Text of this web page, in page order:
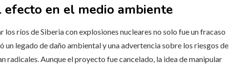
efecto en el medio ambiente
ríos de Siberia con explosiones nucleares no solo fue un fracaso
un legado de daño ambiental y una advertencia sobre los riesgos de
Aunque el proyecto fue cancelado, la idea de manipular